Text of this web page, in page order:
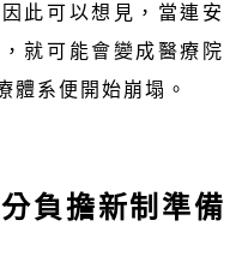
此可以想見，當連安
就可能會變成醫療院
體系便開始崩塌。
負擔新制準備